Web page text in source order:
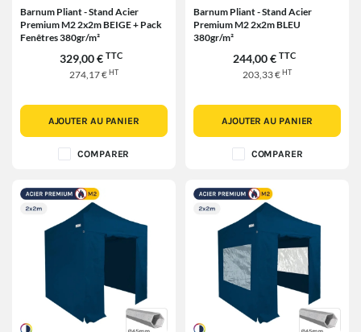
Barnum Pliant - Stand Acier
Premium M2 2x2m BEIGE + Pack
Fenêtres 380gr/m²
329,00 € TTC
274,17 €HT
AJOUTER AU PANIER
COMPARER
Barnum Pliant - Stand Acier
Premium M2 2x2m BLEU
380gr/m²
244,00 € TTC
203,33 €HT
AJOUTER AU PANIER
COMPARER